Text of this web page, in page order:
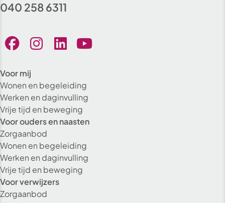
040 258 6311
Voor mij
Wonen en begeleiding
Werken en daginvulling
Vrije tijd en beweging
Voor ouders en naasten
Zorgaanbod
Wonen en begeleiding
Werken en daginvulling
Vrije tijd en beweging
Voor verwijzers
Zorgaanbod